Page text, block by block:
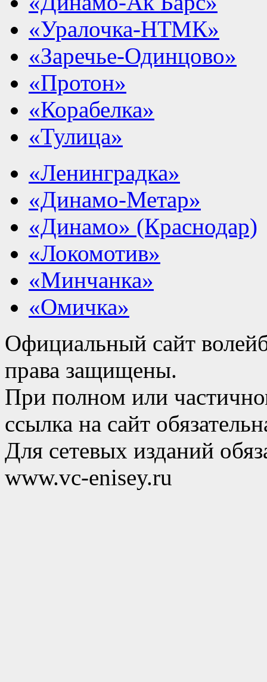
«Уралочка-НТМК»
«Заречье-Одинцово»
«Протон»
«Корабелка»
«Тулица»
«Ленинградка»
«Динамо-Метар»
«Динамо» (Краснодар)
«Локомотив»
«Минчанка»
«Омичка»
Официальный сайт
права защищены.
При полном или
ссылка на сайт
Для сетевых изданий
www.vc-enisey.ru